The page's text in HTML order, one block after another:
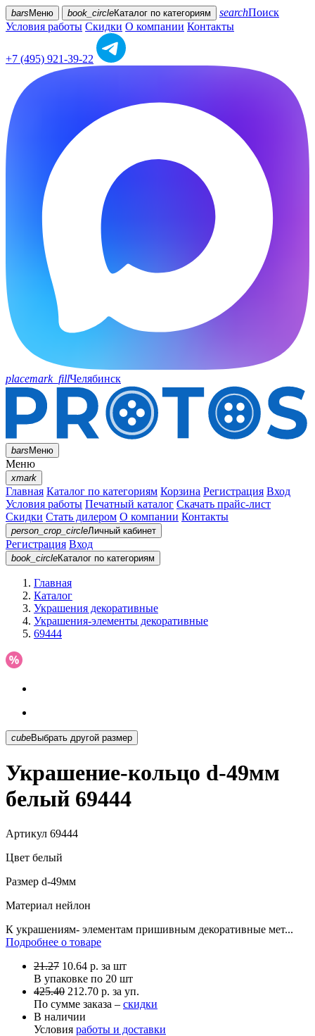
bars Меню book_circleКаталог по категориям searchПоиск
Условия работы Скидки О компании Контакты
+7 (495) 921-39-22
placemark_fillЧелябинск
barsМеню
Меню
xmark
Главная Каталог по категориям Корзина Регистрация Вход
Условия работы Печатный каталог Скачать прайс-лист
Скидки Стать дилером О компании Контакты
person_crop_circleЛичный кабинет
Регистрация Вход
book_circleКаталог по категориям
Главная
Каталог
Украшения декоративные
Украшения-элементы декоративные
69444
cubeВыбрать другой размер
Украшение-кольцо d-49мм
белый 69444
Артикул 69444
Цвет белый
Размер d-49мм
Материал нейлон
К украшениям- элементам пришивным декоративные мет...
Подробнее о товаре
21.27 10.64 р. за шт
В упаковке по 20 шт
425.40 212.70 р. за уп.
По сумме заказа – скидки
В наличии
Условия работы и доставки